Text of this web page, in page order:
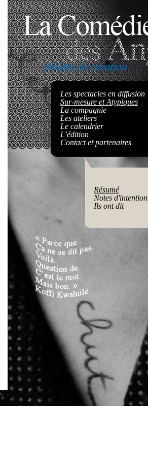
Les spectacles en diffusion
Sur-mesure et Atypiques
La compagnie
Les ateliers
Le calendrier
L’édition
Contact et partenaires
Résumé
Notes d'intention
Ils ont dit